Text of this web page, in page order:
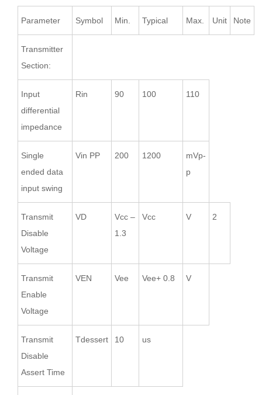
Parameter Symbol Min. Typical Max. Unit Note
Transmitter
Section:
Input
differential
impedance
Rin 90 100 110
Single
ended data
input swing
Vin PP 200 1200
mVp-
p
Transmit
Disable
Voltage
VD
Vcc –
1.3
Vcc V 2
Transmit
Enable
Voltage
VEN Vee Vee+ 0.8 V
Transmit
Disable
Assert Time
Tdessert 10 us